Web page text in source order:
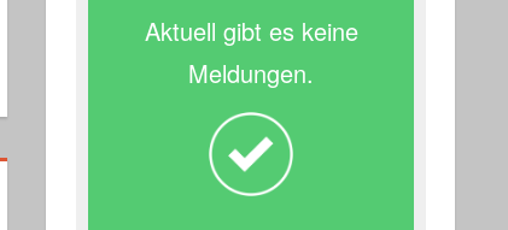
Aktuell gibt es keine
Meldungen.